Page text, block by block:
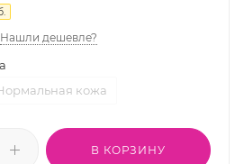
Нашли дешевле?
кожа
В КОРЗИНУ